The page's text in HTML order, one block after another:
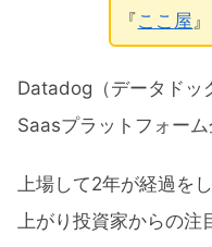
『 ここ屋
Datadog（データドッ
Saasプラットフォーム
上場して2年が経過を
上がり投資家からの注